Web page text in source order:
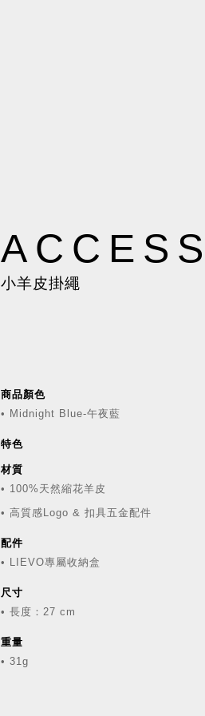
小羊皮掛繩
商品顏色
• Midnight Blue-午夜藍
特色
材質
• 100%天然縮花羊皮
• 高質感Logo & 扣具五金配件
配件
• LIEVO專屬收納盒
尺寸
• 長度：27 cm
重量
• 31g